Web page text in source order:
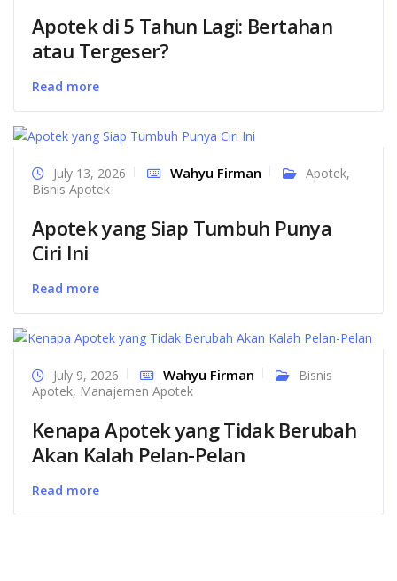
Apotek di 5 Tahun Lagi: Bertahan
atau Tergeser?
Read more
July 13, 2026 Wahyu Firman Apotek,
Bisnis Apotek
Apotek yang Siap Tumbuh Punya
Ciri Ini
Read more
July 9, 2026 Wahyu Firman
Bisnis
Apotek, Manajemen Apotek
Kenapa Apotek yang Tidak Berubah
Akan Kalah Pelan-Pelan
Read more